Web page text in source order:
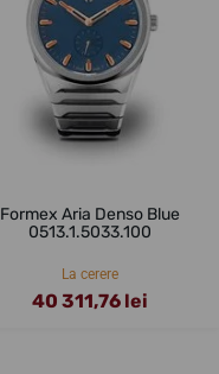
Formex Aria Denso Blue
0513.1.5033.100
La cerere
40 311,76 lei